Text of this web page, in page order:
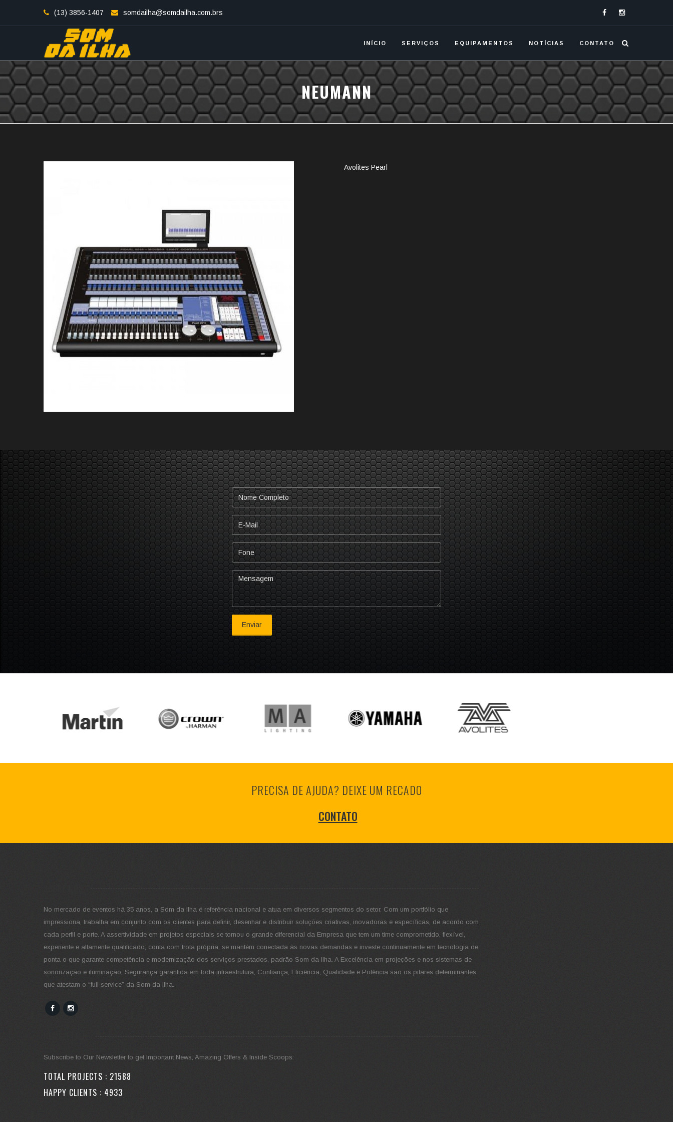
(13) 3856-1407 somdailha@somdailha.com.brs
INÍCIO SERVIÇOS EQUIPAMENTOS NOTÍCIAS CONTATO
NEUMANN
Avolites Pearl
Nome
Completo
E-
mail
Fone
Mensagem
Enviar
PRECISA DE AJUDA? DEIXE UM RECADO
CONTATO
No mercado de eventos há 35 anos, a Som da Ilha é referência nacional e atua em diversos segmentos do setor. Com um portfólio que
impressiona, trabalha em conjunto com os clientes para definir, desenhar e distribuir soluções criativas, inovadoras e específicas, de acordo com
cada perfil e porte. A assertividade em projetos especiais se tornou o grande diferencial da Empresa que tem um time comprometido, flexível,
experiente e altamente qualificado; conta com frota própria, se mantém conectada às novas demandas e investe continuamente em tecnologia de
ponta o que garante competência e modernização dos serviços prestados, padrão Som da Ilha. A Excelência em projeções e nos sistemas de
sonorização e iluminação, Segurança garantida em toda infraestrutura, Confiança, Eficiência, Qualidade e Potência são os pilares determinantes
que atestam o “full service” da Som da Ilha.
Subscribe to Our Newsletter to get Important News, Amazing Offers & Inside Scoops:
TOTAL PROJECTS : 29788
HAPPY CLIENTS : 6804